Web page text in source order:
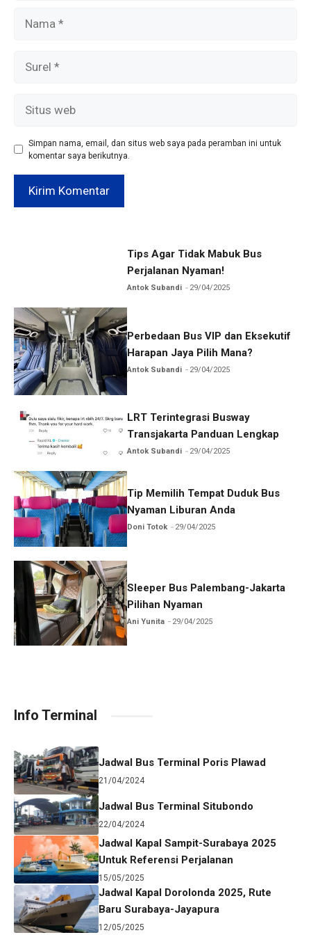
web
Simpan nama, email, dan situs web saya pada peramban ini untuk
komentar saya berikutnya.
Tips Agar Tidak Mabuk Bus
Perjalanan Nyaman!
Antok Subandi 29/04/2025
Perbedaan Bus VIP dan Eksekutif
Harapan Jaya Pilih Mana?
Antok Subandi 29/04/2025
LRT Terintegrasi Busway
Transjakarta Panduan Lengkap
Antok Subandi 29/04/2025
Tip Memilih Tempat Duduk Bus
Nyaman Liburan Anda
Doni Totok 29/04/2025
Sleeper Bus Palembang-Jakarta
Pilihan Nyaman
Ani Yunita 29/04/2025
Info Terminal
Jadwal Bus Terminal Poris Plawad
21/04/2024
Jadwal Bus Terminal Situbondo
22/04/2024
Jadwal Kapal Sampit-Surabaya 2025
Untuk Referensi Perjalanan
15/05/2025
Jadwal Kapal Dorolonda 2025, Rute
Baru Surabaya-Jayapura
12/05/2025